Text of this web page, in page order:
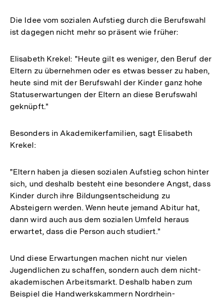
Die Idee vom sozialen Aufstieg durch die Berufswahl
ist dagegen nicht mehr so präsent wie früher:
Elisabeth Krekel: "Heute gilt es weniger, den Beruf der
Eltern zu übernehmen oder es etwas besser zu haben,
heute sind mit der Berufswahl der Kinder ganz hohe
Statuserwartungen der Eltern an diese Berufswahl
geknüpft."
Besonders in Akademikerfamilien, sagt Elisabeth
Krekel:
"Eltern haben ja diesen sozialen Aufstieg schon hinter
sich, und deshalb besteht eine besondere Angst, dass
Kinder durch ihre Bildungsentscheidung zu
Absteigern werden. Wenn heute jemand Abitur hat,
dann wird auch aus dem sozialen Umfeld heraus
erwartet, dass die Person auch studiert."
Und diese Erwartungen machen nicht nur vielen
Jugendlichen zu schaffen, sondern auch dem nicht-
akademischen Arbeitsmarkt. Deshalb haben zum
Beispiel die Handwerkskammern Nordrhein-